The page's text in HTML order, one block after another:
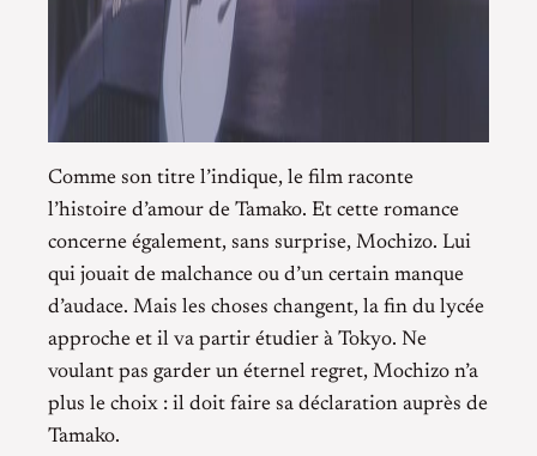
Comme son titre l’indique, le film raconte
l’histoire d’amour de Tamako. Et cette romance
concerne également, sans surprise, Mochizo. Lui
qui jouait de malchance ou d’un certain manque
d’audace. Mais les choses changent, la fin du lycée
approche et il va partir étudier à Tokyo. Ne
voulant pas garder un éternel regret, Mochizo n’a
plus le choix : il doit faire sa déclaration auprès de
Tamako.